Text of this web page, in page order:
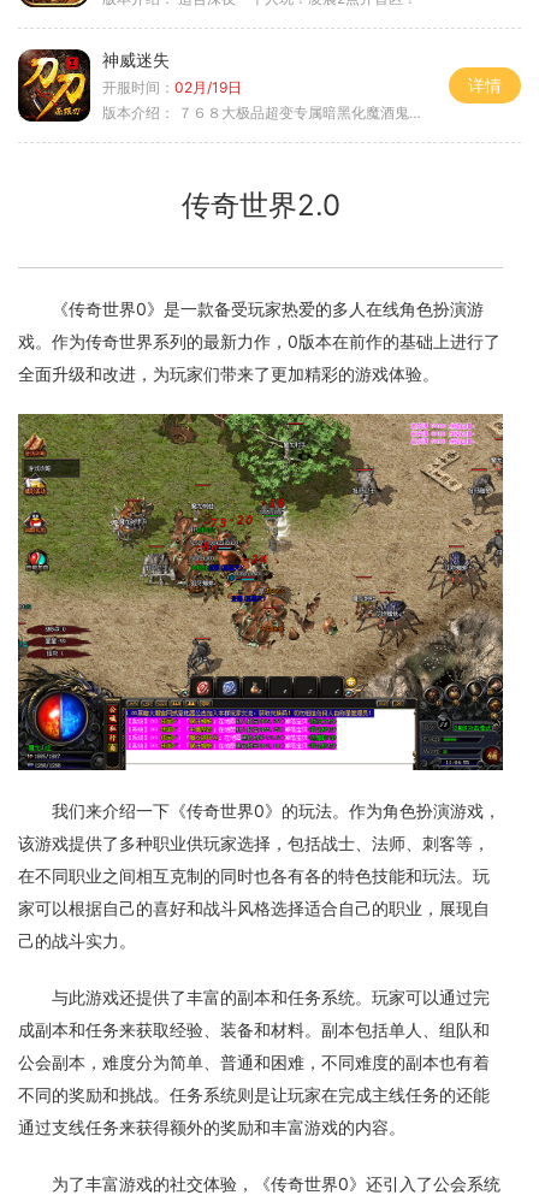
神威迷失
开服时间： 02月/19日
版本介绍：
７６８大极品超变专属暗黑化魔酒鬼微变合击火
详情
传奇世界2.0
《传奇世界0》是一款备受玩家热爱的多人在线角色扮演游
戏。作为传奇世界系列的最新力作，0版本在前作的基础上进行了
全面升级和改进，为玩家们带来了更加精彩的游戏体验。
我们来介绍一下《传奇世界0》的玩法。作为角色扮演游戏，
该游戏提供了多种职业供玩家选择，包括战士、法师、刺客等，
在不同职业之间相互克制的同时也各有各的特色技能和玩法。玩
家可以根据自己的喜好和战斗风格选择适合自己的职业，展现自
己的战斗实力。
与此游戏还提供了丰富的副本和任务系统。玩家可以通过完
成副本和任务来获取经验、装备和材料。副本包括单人、组队和
公会副本，难度分为简单、普通和困难，不同难度的副本也有着
不同的奖励和挑战。任务系统则是让玩家在完成主线任务的还能
通过支线任务来获得额外的奖励和丰富游戏的内容。
为了丰富游戏的社交体验，《传奇世界0》还引入了公会系统